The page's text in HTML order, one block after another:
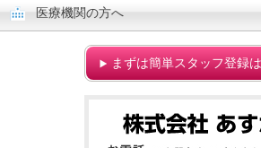
医療機関の方へ
まずは簡単スタッフ登録